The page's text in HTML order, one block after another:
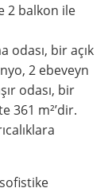
2 balkon ile
odası, bir açık
2 ebeveyn
odası, bir
361 m²’dir.